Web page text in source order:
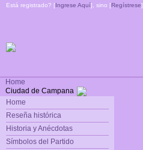
Está registrado? [Ingrese Aquí], sino [Regístrese]
Home
Ciudad de Campana
Home
Reseña histórica
Historia y Anécdotas
Símbolos del Partido